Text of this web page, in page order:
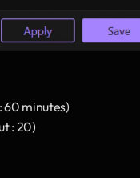
60 minutes)
: 20)